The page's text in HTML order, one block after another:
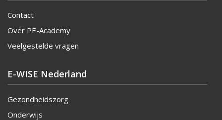
Contact
Over PE-Academy
Veelgestelde vragen
E-WISE Nederland
Gezondheidszorg
Onderwijs